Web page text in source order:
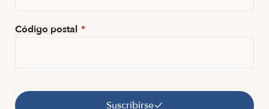
Código postal *
Suscribirse